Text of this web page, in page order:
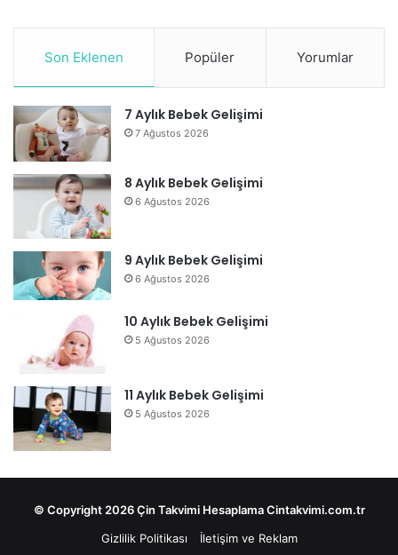
Son Eklenen Popüler Yorumlar
7 Aylık Bebek Gelişimi
7 Ağustos 2026
8 Aylık Bebek Gelişimi
6 Ağustos 2026
9 Aylık Bebek Gelişimi
6 Ağustos 2026
10 Aylık Bebek Gelişimi
5 Ağustos 2026
11 Aylık Bebek Gelişimi
5 Ağustos 2026
© Copyright 2026 Çin Takvimi Hesaplama Cintakvimi.com.tr
Gizlilik Politikası
İletişim ve Reklam